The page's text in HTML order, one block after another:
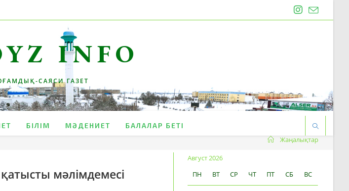
INFO
САЯСИ ГАЗЕТ
БІЛІМ МӘДЕНИЕТ БАЛАЛАР БЕТІ
Жаңалықтар
мәлімдемесі
Август 2026
ПН
ВТ СР ЧТ ПТ СБ ВС